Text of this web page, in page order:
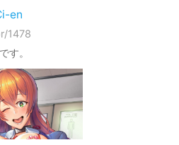
en
1478
す。